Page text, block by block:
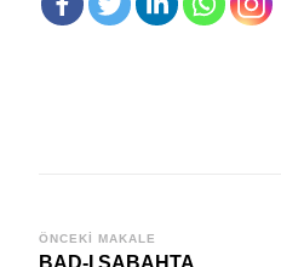
Yazı
ÖNCEKI MAKALE